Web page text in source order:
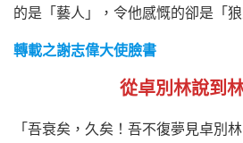
的是「藝人」，令他感慨的卻是「狼
轉載之謝志偉大使臉書
從卓別林說到
「吾衰矣，久矣！吾不復夢見卓別